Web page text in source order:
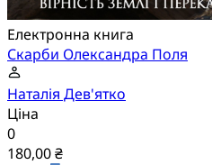
Електронна книга
Скарби Олександра Поля
Наталія Дев'ятко
Ціна
0
180,00 ₴